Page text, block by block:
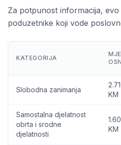
Za potpunost informacija,
poduzetnike koji vode
KATEGORIJA
Slobodna zanimanja
KM
Samostalna djelatnost
obrta i srodne
djelatnosti
KM